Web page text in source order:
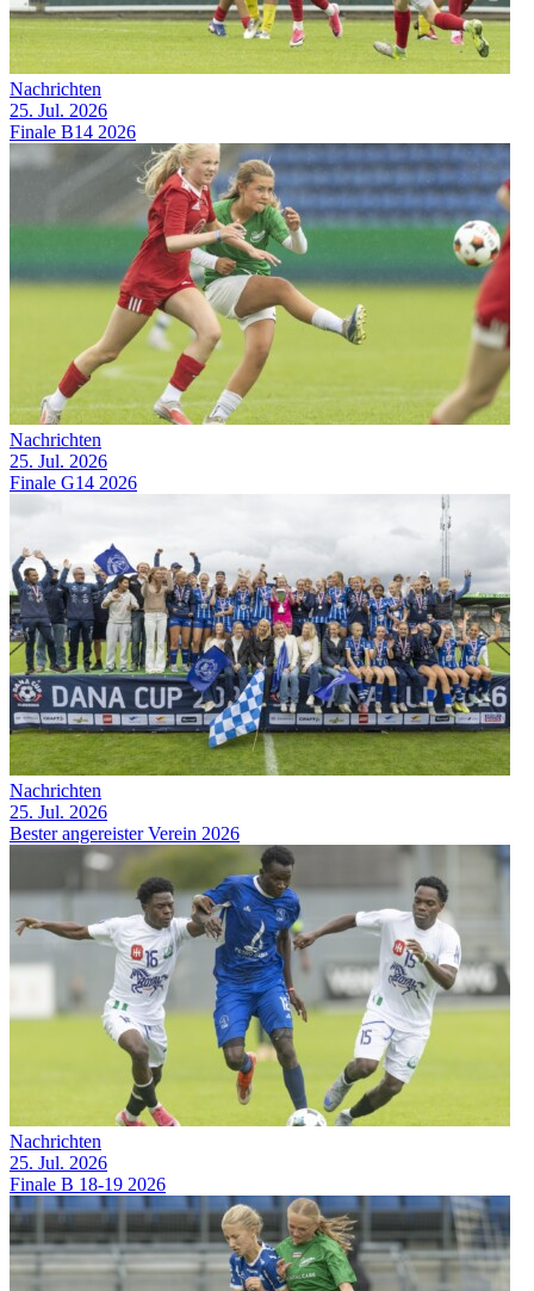
Nachrichten
25. Jul. 2026
Finale B14 2026
Nachrichten
25. Jul. 2026
Finale G14 2026
Nachrichten
25. Jul. 2026
Bester angereister Verein 2026
Nachrichten
25. Jul. 2026
Finale B 18-19 2026